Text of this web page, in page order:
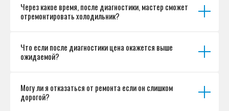
Через какое время, после диагностики, мастер сможет
отремонтировать холодильник?
Что если после диагностики цена окажется выше
ожидаемой?
Могу ли я отказаться от ремонта если он слишком
дорогой?